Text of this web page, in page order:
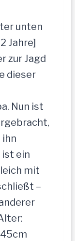
unten
Jahre]
zur Jagd
dieser
Nun ist
ihn
ist ein
mit
–